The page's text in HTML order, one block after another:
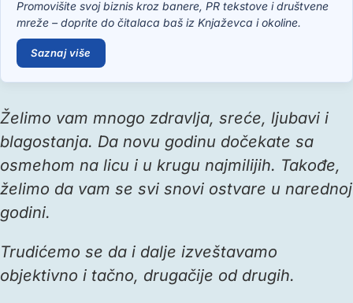
Promovišite svoj biznis kroz banere, PR tekstove i društvene
mreže – doprite do čitalaca baš iz Knjaževca i okoline.
Saznaj više
Želimo vam mnogo zdravlja, sreće, ljubavi i
blagostanja. Da novu godinu dočekate sa
osmehom na licu i u krugu najmilijih. Takođe,
želimo da vam se svi snovi ostvare u narednoj
godini.
Trudićemo se da i dalje izveštavamo
objektivno i tačno, drugačije od drugih.